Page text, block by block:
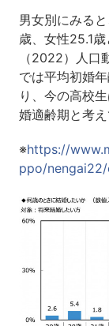
男女別にみる
歳、女性25.1
（2022）人口
では平均初婚
り、今の高校
婚適齢期と考え
※https://
ppo/